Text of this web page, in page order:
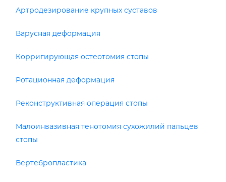
Артродезирование крупных суставов
Варусная деформация
Корригирующая остеотомия стопы
Ротационная деформация
Реконструктивная операция стопы
Малоинвазивная тенотомия сухожилий пальцев
стопы
Вертебропластика